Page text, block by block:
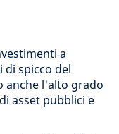
a
di spicco del
anche l'alto grado
asset pubblici e